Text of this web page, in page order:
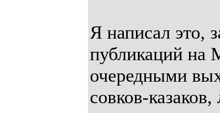
Я написал это,
публикаций на
очередными
совков-